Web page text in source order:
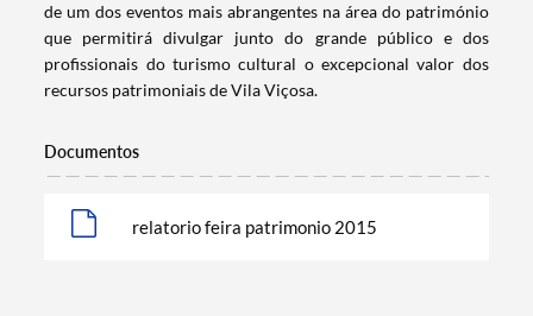
Termo de Pesquisa
Categorias gerais
de um dos eventos mais abrangentes na área do património
que permitirá divulgar junto do grande público e dos
profissionais do turismo cultural o excepcional valor dos
recursos patrimoniais de Vila Viçosa.
Documentos
relatorio feira patrimonio 2015